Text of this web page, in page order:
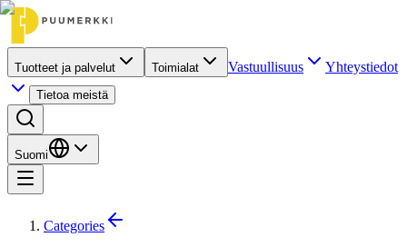
Tuotteet ja palvelut Toimialat Vastuullisuus Yhteystiedot
Tietoa meistä
Suomi
Categories